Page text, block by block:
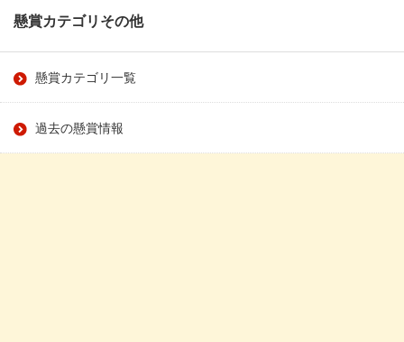
懸賞カテゴリその他
懸賞カテゴリ一覧
過去の懸賞情報